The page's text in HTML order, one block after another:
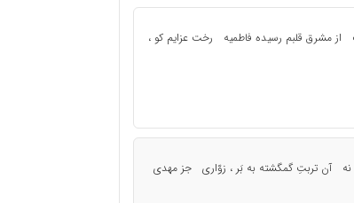
مشرق قلبم رسیده فاطمیه رخت عزایم کو ،
نه آن تربتِ گمگشته به بَر ، زوّاری جز مهدی